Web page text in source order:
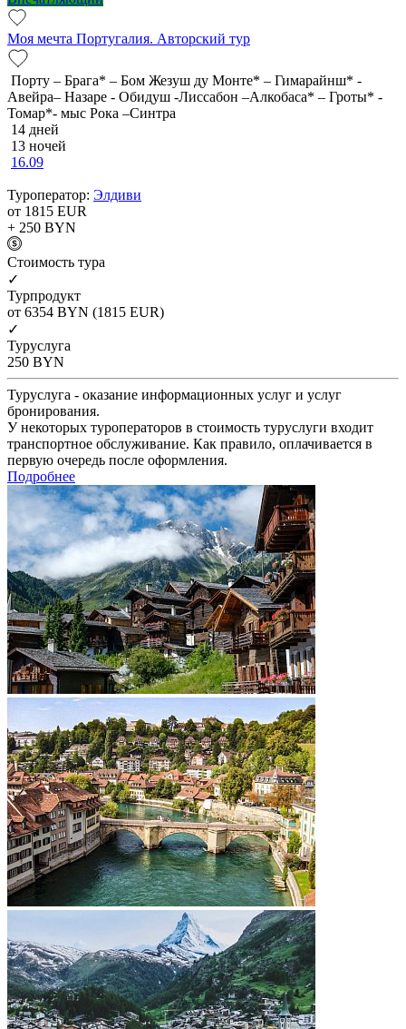
Моя мечта Португалия. Авторский тур
Порту – Брага* – Бом Жезуш ду Монте* – Гимарайнш* -
Авейра– Назаре - Обидуш -Лиссабон –Алкобаса* – Гроты* -
Томар*- мыс Рока –Синтра
14 дней
13 ночей
16.09
Туроператор: Элдиви
от 1815 EUR
+ 250 BYN
Cтоимость тура
✓
Турпродукт
от 6354 BYN (1815 EUR)
✓
Туруслуга
250 BYN
Туруслуга - оказание информационных услуг и услуг
бронирования.
У некоторых туроператоров в стоимость туруслуги входит
транспортное обслуживание. Как правило, оплачивается в
первую очередь после оформления.
Подробнее